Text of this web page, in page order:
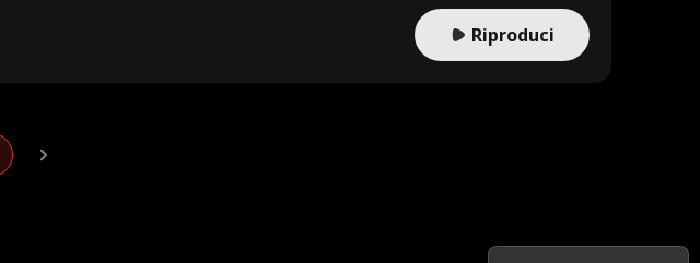
Riproduci